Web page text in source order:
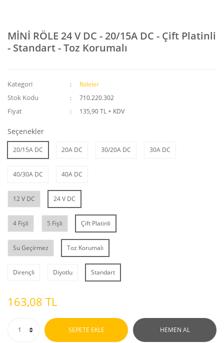
MİNİ RÖLE 24 V DC - 20/15A DC - Çift Platinli
- Standart - Toz Korumalı
Kategori Röleler
Stok Kodu 710.220.302
Fiyat 135,90 TL + KDV
Seçenekler
20/15A DC 20A DC 30/20A DC 30A DC
40/30A DC 40A DC
12 V DC 24 V DC
4 Fişli 5 Fişli Çift Platinli
Su Geçirmez Toz Korumalı
Dirençli Diyotlu Standart
163,08 TL
SEPETE EKLE HEMEN AL